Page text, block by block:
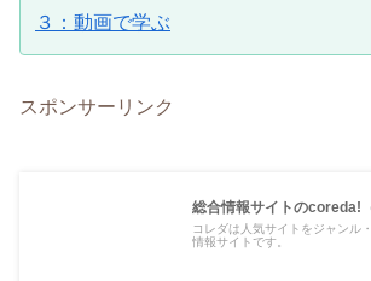
３：動画で学ぶ
スポンサーリンク
総合情報サイトのcoreda!
コレダは人気サイトをジャンル
情報サイトです。